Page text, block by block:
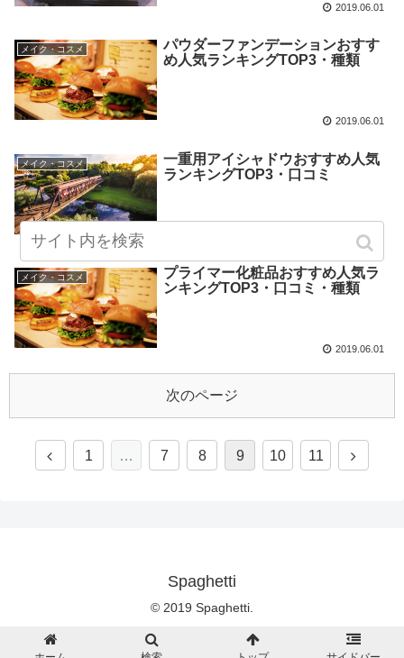
2019.06.01
メイク・コスメ
パウダーファンデーションおすす
め人気ランキングTOP3・種類
2019.06.01
メイク・コスメ
一重用アイシャドウおすすめ人気
ランキングTOP3・口コミ
2019.06.01
メイク・コスメ
プライマー化粧品おすすめ人気ラ
ンキングTOP3・口コミ・種類
2019.06.01
次のページ
1 … 7 8 9 10 11
Spaghetti
© 2019 Spaghetti.